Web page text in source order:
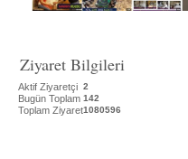
Ziyaret Bilgileri
Aktif Ziyaretçi 2
Bugün Toplam 142
Toplam Ziyaret1080596